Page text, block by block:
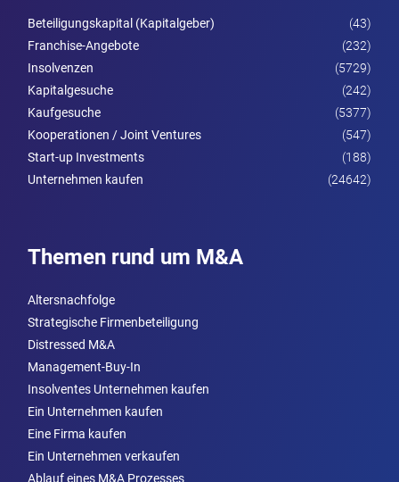
Beteiligungskapital (Kapitalgeber)
(43)
Franchise-Angebote
(232)
Insolvenzen
(5729)
Kapitalgesuche
(242)
Kaufgesuche
(5377)
Kooperationen / Joint Ventures
(547)
Start-up Investments
(188)
Unternehmen kaufen
(24642)
Themen rund um M&A
Altersnachfolge
Strategische Firmenbeteiligung
Distressed M&A
Management-Buy-In
Insolventes Unternehmen kaufen
Ein Unternehmen kaufen
Eine Firma kaufen
Ein Unternehmen verkaufen
Ablauf eines M&A Prozesses